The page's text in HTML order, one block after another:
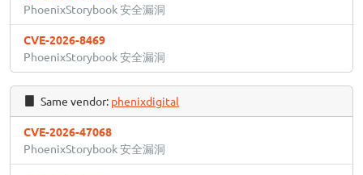
PhoenixStorybook 安全漏洞
CVE-2026-8469
PhoenixStorybook 安全漏洞
Same vendor: phenixdigital
CVE-2026-47068
PhoenixStorybook 安全漏洞